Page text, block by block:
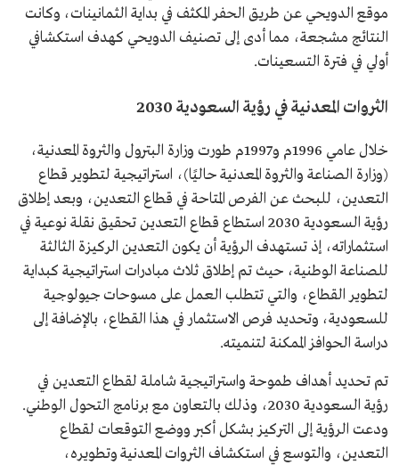
موقع الدويحي عن طريق الحفر المكثف في بداية الثمانينات، وكانت
النتائج مشجعة، مما أدى إلى تصنيف الدويحي كهدف استكشافي
أولي في فترة التسعينات.
الثروات المعدنية في رؤية السعودية 2030
خلال عامي 1996م و1997م طورت وزارة البترول والثروة المعدنية،
(وزارة الصناعة والثروة المعدنية حاليًا)، استراتيجية لتطوير قطاع
التعدين، للبحث عن الفرص المتاحة في قطاع التعدين، وبعد إطلاق
رؤية السعودية 2030 استطاع قطاع التعدين تحقيق نقلة نوعية في
استثماراته، إذ تستهدف الرؤية أن يكون التعدين الركيزة الثالثة
للصناعة الوطنية، حيث تم إطلاق ثلاث مبادرات استراتيجية كبداية
لتطوير القطاع، والتي تتطلب العمل على مسوحات جيولوجية
للسعودية، وتحديد فرص الاستثمار في هذا القطاع، بالإضافة إلى
دراسة الحوافز الممكنة لتنميته.
تم تحديد أهداف طموحة واستراتيجية شاملة لقطاع التعدين في
رؤية السعودية 2030، وذلك بالتعاون مع برنامج التحول الوطني.
ودعت الرؤية إلى التركيز بشكل أكبر ووضع التوقعات لقطاع
التعدين، والتوسع في استكشاف الثروات المعدنية وتطويره،